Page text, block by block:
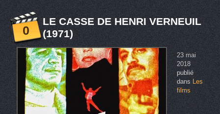
0
LE CASSE DE HENRI VERNEUIL
(1971)
23 mai
2018
publié
dansLes
films